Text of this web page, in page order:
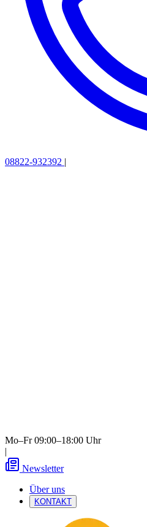
08822-932392 |
Mo–Fr 09:00–18:00 Uhr
|
Newsletter
Über uns
KONTAKT